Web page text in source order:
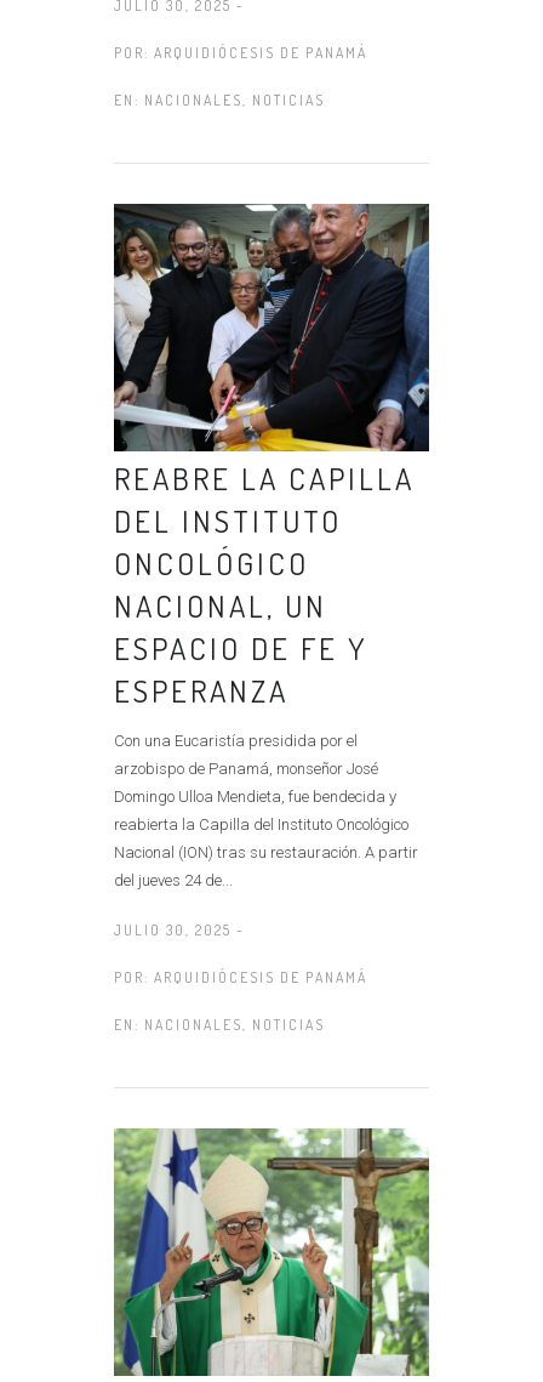
JULIO 30, 2025 -
POR: ARQUIDIÓCESIS DE PANAMÁ
EN: NACIONALES NOTICIAS
REABRE LA CAPILLA
DEL INSTITUTO
ONCOLÓGICO
NACIONAL, UN
ESPACIO DE FE Y
ESPERANZA
Con una Eucaristía presidida por el
arzobispo de Panamá, monseñor José
Domingo Ulloa Mendieta, fue bendecida y
reabierta la Capilla del Instituto Oncológico
Nacional (ION) tras su restauración. A partir
del jueves 24 de...
JULIO 30, 2025 -
POR: ARQUIDIÓCESIS DE PANAMÁ
EN: NACIONALES NOTICIAS